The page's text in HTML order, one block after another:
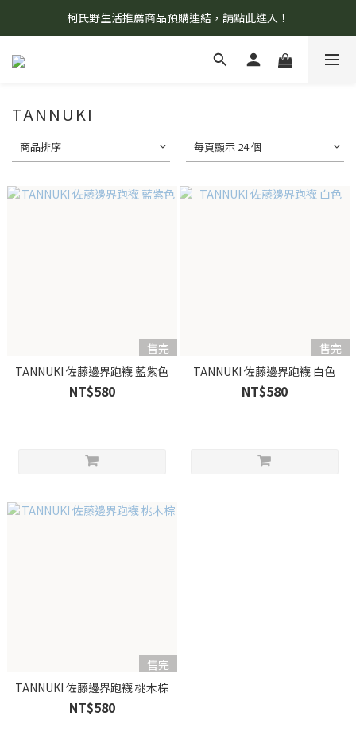
8/7 當天暫停開放工作室。請見諒！
柯氏野生活推薦商品預購連結，請點此進入！
8/7 當天暫停開放工作室。請見諒！
TANNUKI
商品排序 每頁顯示 24 個
售完
TANNUKI 佐藤邊界跑襪 藍紫色
NT$580
售完
TANNUKI 佐藤邊界跑襪 白色
NT$580
售完
TANNUKI 佐藤邊界跑襪 桃木棕
NT$580